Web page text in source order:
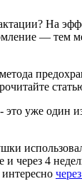
На
— тем
уже один
через 4